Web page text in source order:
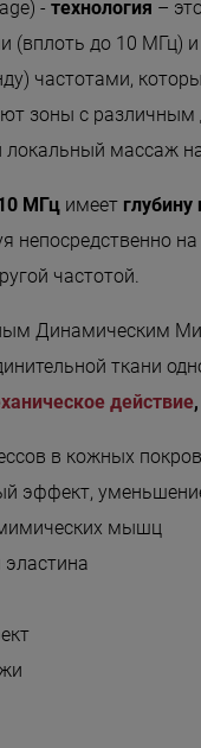
- технология –
(вплоть до 10 МГц)
частотами,
зоны с
локальный массаж
МГц имеет
непосредственно
частотой.
Динамическим
ткани
действие
в кожных
эффект,
мышц
эластина